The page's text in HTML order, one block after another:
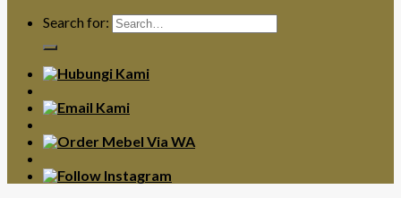
Search for: